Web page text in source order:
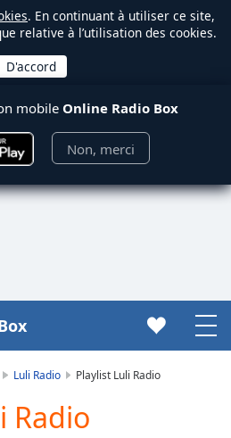
. En continuant à utiliser ce site,
relative à l’utilisation des cookies.
mobile Online Radio Box
Non, merci
Luli Radio Playlist Luli Radio
Radio